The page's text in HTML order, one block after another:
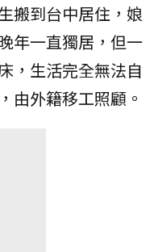
搬到台中居住，娘
年一直獨居，但一
，生活完全無法自
由外籍移工照顧。